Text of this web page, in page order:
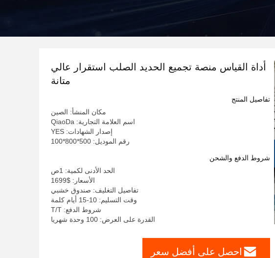
أداة القياس منصة تجميع الحديد الصلب استقرار عالي
متانة
تفاصيل المنتج
مكان المنشأ: الصين
اسم العلامة التجارية: QiaoDa
إصدار الشهادات: YES
رقم الموديل: 500*800*100
شروط الدفع والشحن
الحد الأدنى لكمية: 1ص
الأسعار: $1699
تفاصيل التغليف: صندوق خشبي
وقت التسليم: 10-15 أيام كلمة
شروط الدفع: T/T
القدرة على العرض: 100 وحدة شهريا
احصل على أفضل سعر